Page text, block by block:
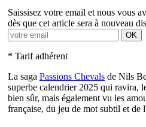
Saissisez votre email et nous vous
dès que cet article sera à nouveau
OK
* Tarif adhérent
La saga Passions Chevals de Nils
superbe calendrier 2025 qui ravira,
bien sûr, mais également vu les
française, du jeu de mot subtil et de